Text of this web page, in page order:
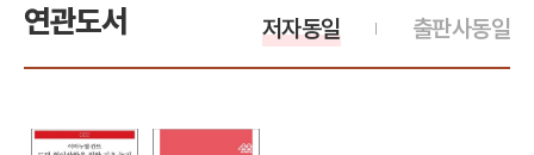
연관도서 출판사동일
저자동일